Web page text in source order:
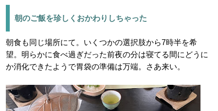
朝のご飯を珍しくおかわりしちゃった
朝食も同じ場所にて。いくつかの選択肢から7時半を希
望。明らかに食べ過ぎだった前夜の分は寝てる間にどうに
か消化できたようで胃袋の準備は万端。さあ来い。